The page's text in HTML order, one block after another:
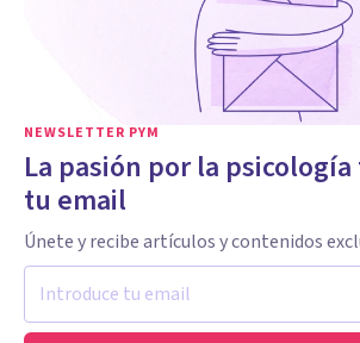
NEWSLETTER PYM
La pasión por la
tu email
Únete y recibe artículos y contenidos